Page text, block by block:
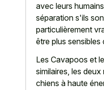
avec leurs
séparation s'ils
particulièrement
être plus sensibles
Les Cavapoos et
similaires, les
chiens à haute